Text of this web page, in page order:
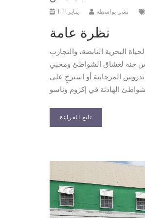
1 يناير 1 نشر بواسطة
نظرة عامة
والحياة البحرية النابضة، والتجارب
جنة لعشاق الشواطئ ومحبي
المرجانية أو استرخِ على
تابع القراءة